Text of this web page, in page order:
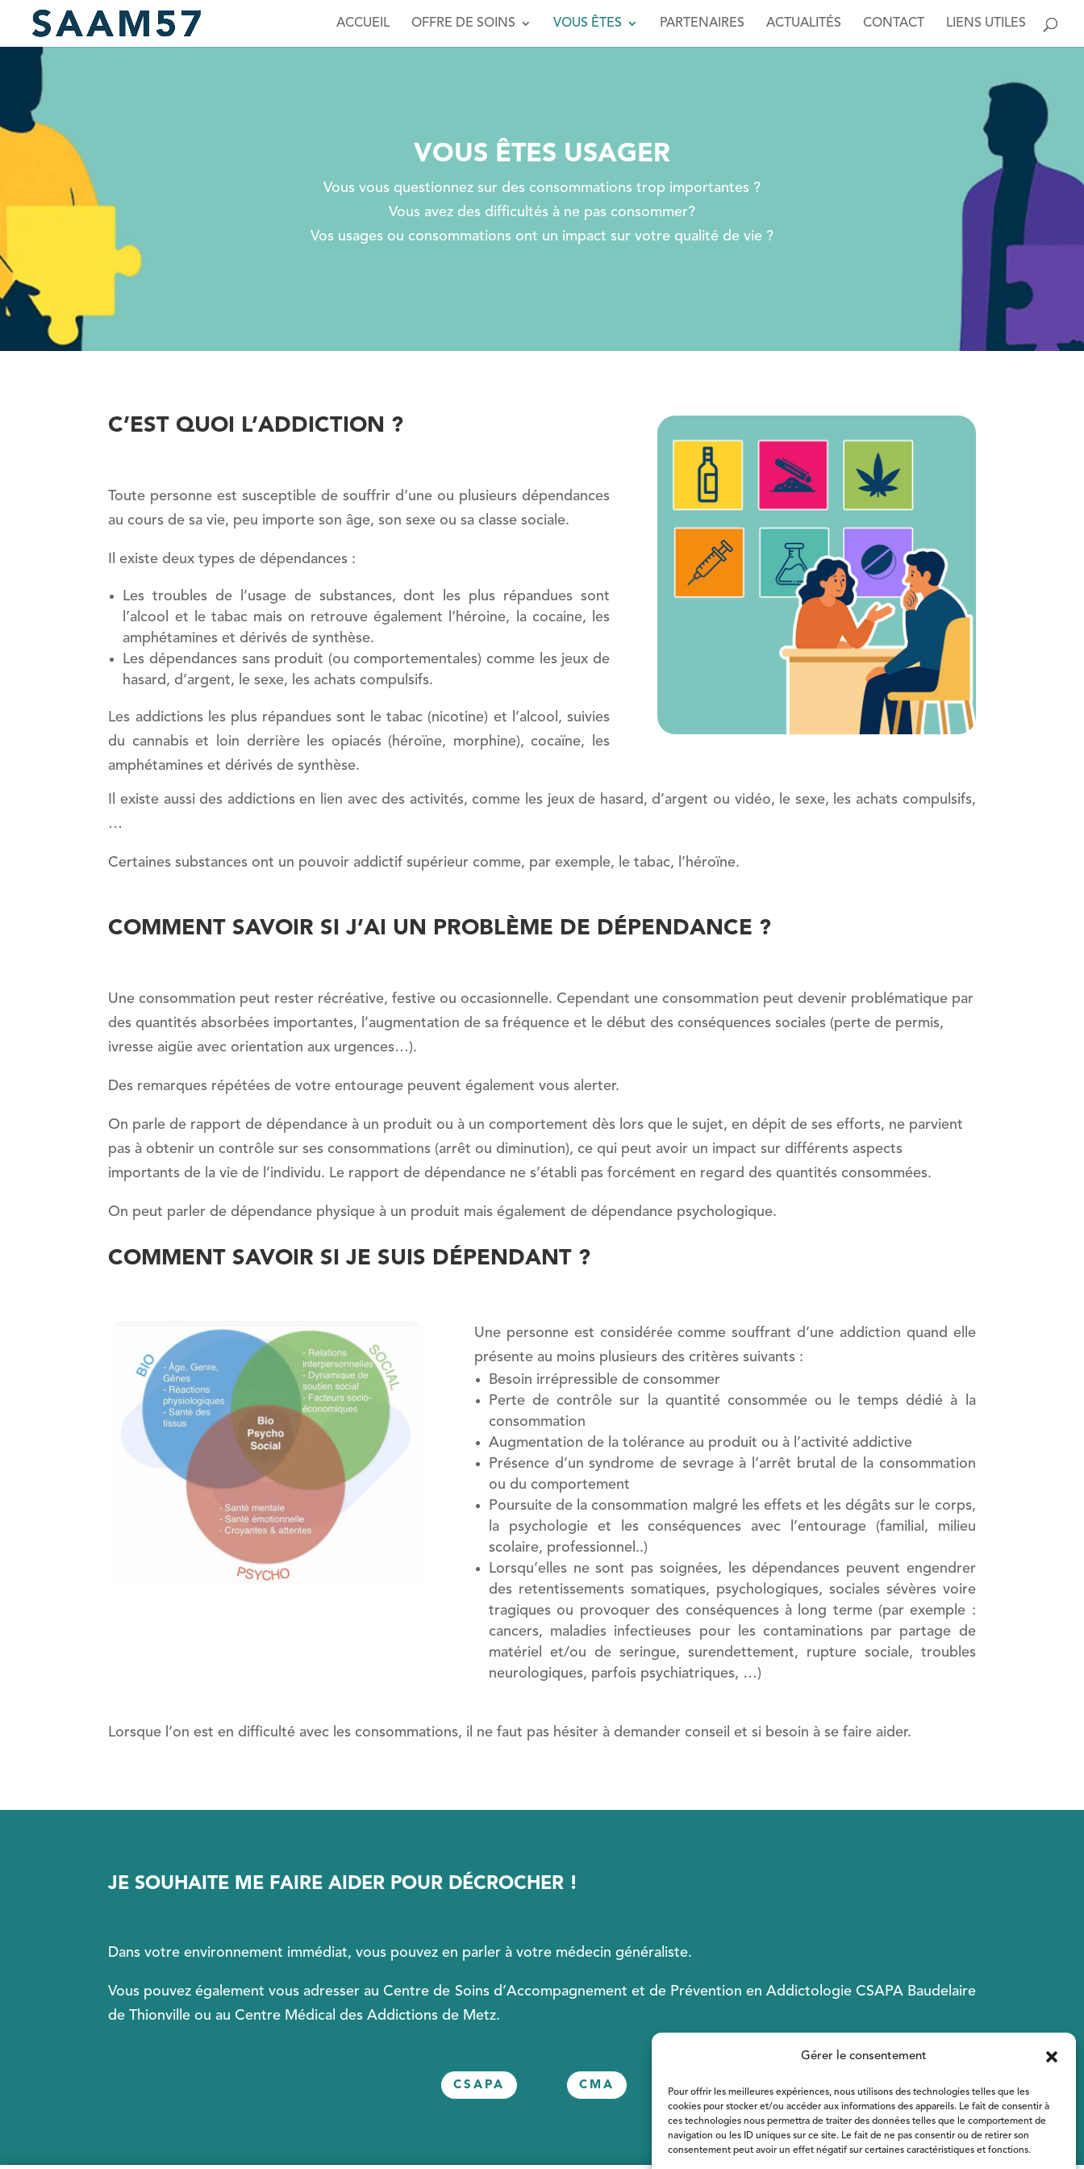
Gérer le consentement
Pour offrir les meilleures expériences, nous utilisons des technologies telles que les
cookies pour stocker et/ou accéder aux informations des appareils. Le fait de consentir à
ces technologies nous permettra de traiter des données telles que le comportement de
navigation ou les ID uniques sur ce site. Le fait de ne pas consentir ou de retirer son
consentement peut avoir un effet négatif sur certaines caractéristiques et fonctions.
ACCUEIL OFFRE DE SOINS VOUS ÊTES PARTENAIRES ACTUALITÉS CONTACT LIENS UTILES
VOUS ÊTES USAGER
Vous vous questionnez sur des consommations trop importantes ?
Vous avez des difficultés à ne pas consommer?
Vos usages ou consommations ont un impact sur votre qualité de vie ?
C’EST QUOI L’ADDICTION ?
Toute personne est susceptible de souffrir d’une ou plusieurs dépendances
au cours de sa vie, peu importe son âge, son sexe ou sa classe sociale.
Il existe deux types de dépendances :
Les troubles de l’usage de substances, dont les plus répandues sont
l’alcool et le tabac mais on retrouve également l’héroine, la cocaine, les
amphétamines et dérivés de synthèse.
Les dépendances sans produit (ou comportementales) comme les jeux de
hasard, d’argent, le sexe, les achats compulsifs.
Les addictions les plus répandues sont le tabac (nicotine) et l’alcool, suivies
du cannabis et loin derrière les opiacés (héroïne, morphine), cocaïne, les
amphétamines et dérivés de synthèse.
Il existe aussi des addictions en lien avec des activités, comme les jeux de hasard, d’argent ou vidéo, le sexe, les achats compulsifs,
…
Certaines substances ont un pouvoir addictif supérieur comme, par exemple, le tabac, l’héroïne.
COMMENT SAVOIR SI J’AI UN PROBLÈME DE DÉPENDANCE ?
Une consommation peut rester récréative, festive ou occasionnelle. Cependant une consommation peut devenir problématique par
des quantités absorbées importantes, l’augmentation de sa fréquence et le début des conséquences sociales (perte de permis,
ivresse aigüe avec orientation aux urgences…).
Des remarques répétées de votre entourage peuvent également vous alerter.
On parle de rapport de dépendance à un produit ou à un comportement dès lors que le sujet, en dépit de ses efforts, ne parvient
pas à obtenir un contrôle sur ses consommations (arrêt ou diminution), ce qui peut avoir un impact sur différents aspects
importants de la vie de l’individu. Le rapport de dépendance ne s’établi pas forcément en regard des quantités consommées.
On peut parler de dépendance physique à un produit mais également de dépendance psychologique.
COMMENT SAVOIR SI JE SUIS DÉPENDANT ?
Une personne est considérée comme souffrant d’une addiction quand elle
présente au moins plusieurs des critères suivants :
Besoin irrépressible de consommer
Perte de contrôle sur la quantité consommée ou le temps dédié à la
consommation
Augmentation de la tolérance au produit ou à l’activité addictive
Présence d’un syndrome de sevrage à l’arrêt brutal de la consommation
ou du comportement
Poursuite de la consommation malgré les effets et les dégâts sur le corps,
la psychologie et les conséquences avec l’entourage (familial, milieu
scolaire, professionnel..)
Lorsqu’elles ne sont pas soignées, les dépendances peuvent engendrer
des retentissements somatiques, psychologiques, sociales sévères voire
tragiques ou provoquer des conséquences à long terme (par exemple :
cancers, maladies infectieuses pour les contaminations par partage de
matériel et/ou de seringue, surendettement, rupture sociale, troubles
neurologiques, parfois psychiatriques, …)
Lorsque l’on est en difficulté avec les consommations, il ne faut pas hésiter à demander conseil et si besoin à se faire aider.
JE SOUHAITE ME FAIRE AIDER POUR DÉCROCHER !
Dans votre environnement immédiat, vous pouvez en parler à votre médecin généraliste.
Vous pouvez également vous adresser au Centre de Soins d’Accompagnement et de Prévention en Addictologie CSAPA Baudelaire
de Thionville ou au Centre Médical des Addictions de Metz.
CSAPA CMA